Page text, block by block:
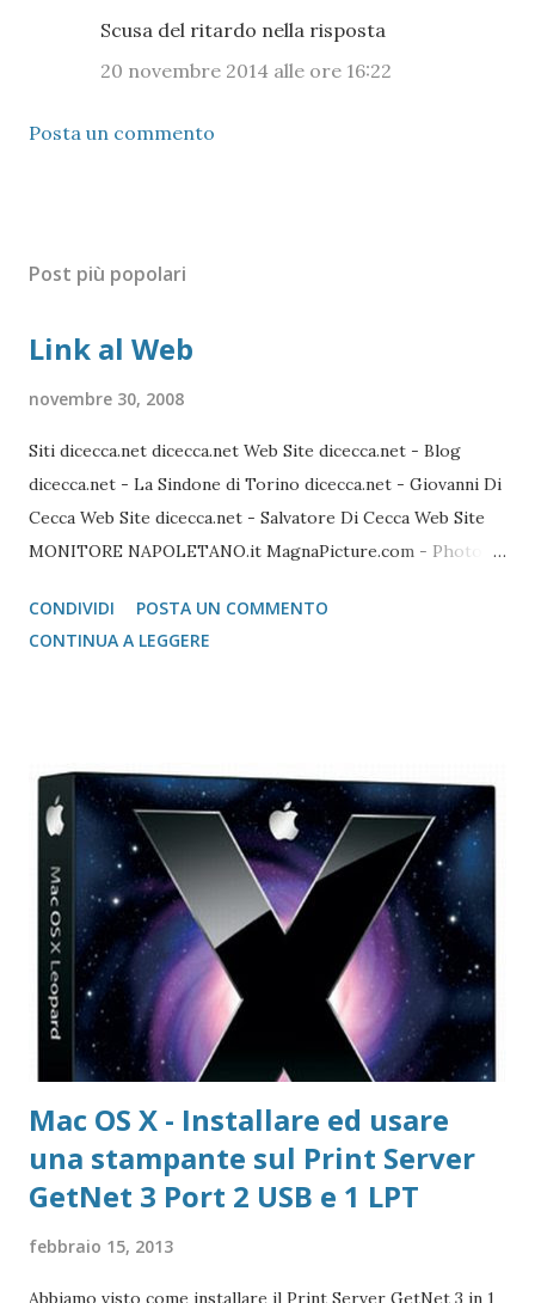
Scusa del ritardo nella risposta
20 novembre 2014 alle ore 16:22
Posta un commento
Post più popolari
Link al Web
novembre 30, 2008
Siti dicecca.net dicecca.net Web Site dicecca.net - Blog
dicecca.net - La Sindone di Torino dicecca.net - Giovanni Di
Cecca Web Site dicecca.net - Salvatore Di Cecca Web Site
MONITORE NAPOLETANO.it MagnaPicture.com - Photo
Mozilla FireFox / Thunderbird / FileZilla Portable FireFox
Download localizzati FireFox Portable - Pagina download
copia gratuita per 1 anno Adobe Reader Get Adobe Acrobat
e Adobe Reader Cartella tutte le versioni Adobe Reader da
scaricare offline Microsoft 365 Accedere ad area riservata
Microsoft 365 Scarica Office (365 o versione unica) dal Sito
Microsoft Windows 365 VideoLAN VLC Video Player Pagina
di Download di VLC Pix Resizer for Windows Pagina
dell'autore del progr...
CONDIVIDI
POSTA UN COMMENTO
CONTINUA A LEGGERE
Mac OS X - Installare ed usare
una stampante sul Print Server
GetNet 3 Port 2 USB e 1 LPT
febbraio 15, 2013
Abbiamo visto come installare il Print Server GetNet 3 in 1